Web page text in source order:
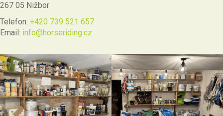
267 05 Nižbor
Telefon: +420 739 521 657
Email: info@horseriding.cz